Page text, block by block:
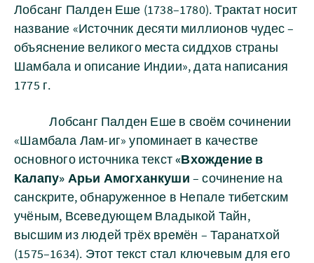
Лобсанг Палден Еше (1738–1780). Трактат носит
название «Источник десяти миллионов чудес –
объяснение великого места сиддхов страны
Шамбала и описание Индии», дата написания
1775 г.
Лобсанг Палден Еше в своём сочинении
«Шамбала Лам-иг» упоминает в качестве
основного источника текст«Вхождение в
Калапу» Арьи Амогханкуши – сочинение на
санскрите, обнаруженное в Непале тибетским
учёным, Всеведующем Владыкой Тайн,
высшим из людей трёх времён – Таранатхой
(1575–1634). Этот текст стал ключевым для его